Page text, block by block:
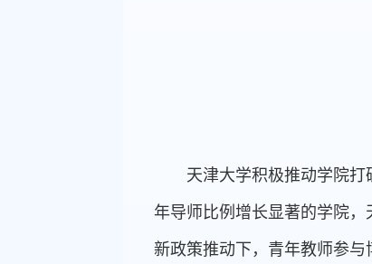
天津大学积极推动学院
年导师比例增长显著的学院
新政策推动下，青年教师参